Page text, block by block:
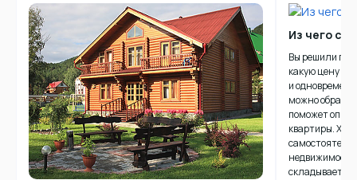
Из чего
Вы решили
какую цену
и
можно
поможет
квартиры.
складывается.